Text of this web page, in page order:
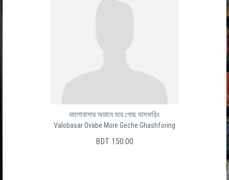
ভালোবাসার অভাবে মরে গেছে ঘাসফড়িং
Valobasar Ovabe More Geche Ghashforing
BDT 150.00